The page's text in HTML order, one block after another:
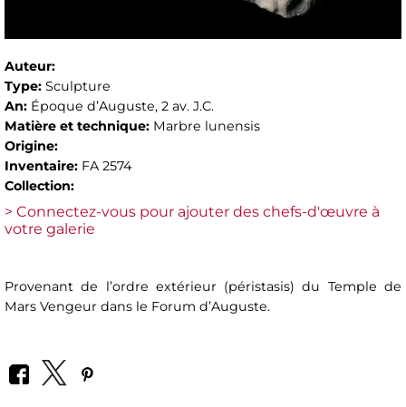
Auteur:
Type: Sculpture
An: Époque d’Auguste, 2 av. J.C.
Matière et technique: Marbre lunensis
Origine:
Inventaire: FA 2574
Collection:
> Connectez-vous pour ajouter des chefs-d'œuvre à
votre galerie
Provenant de l’ordre extérieur (péristasis) du Temple de
Mars Vengeur dans le Forum d’Auguste.